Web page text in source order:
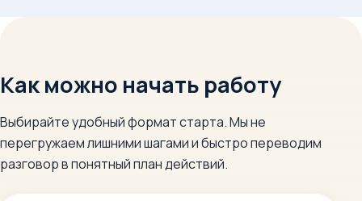
Как можно начать работу
Выбирайте удобный формат старта. Мы не
перегружаем лишними шагами и быстро переводим
разговор в понятный план действий.